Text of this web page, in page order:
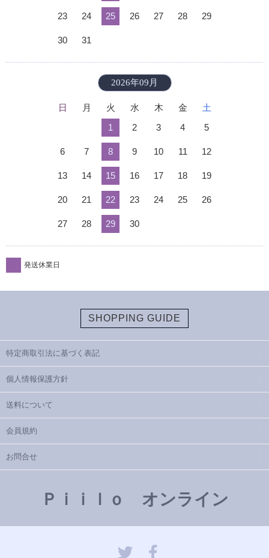
23 24 25 26 27 28 29
30 31
2026年09月
日 月 火 水 木 金
土
1
2 3 4 5
6 7 8 9 10 11 12
13 14 15 16 17 18 19
20 21 22 23 24 25 26
27 28 29 30
発送休業日
SHOPPING GUIDE
特定商取引法に基づく表記
個人情報保護方針
送料について
会員規約
お問合せ
Ｐｉｉｌｏ オンライン